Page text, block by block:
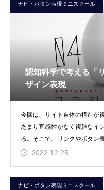
ナビ・ボタン表現ミニスクール
認知科学で考える「
ザイン表現
今回は、サイト自体の構造が
あまり直感性がなく複雑なイ
る。そこで、リンクやボタン
イン表現について、認
2022.12.25
ナビ・ボタン表現ミニスクール